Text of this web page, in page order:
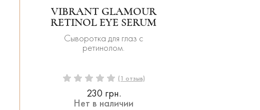
VIBRANT GLAMOUR
RETINOL EYE SERUM
Сыворотка для глаз с
ретинолом.
(1 отзыв)
230 грн.
Нет в наличии